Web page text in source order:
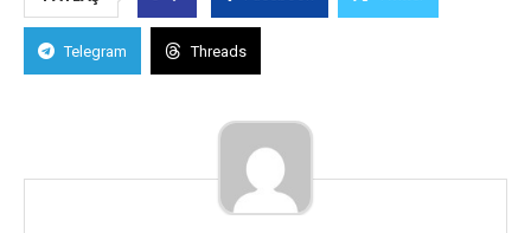
Telegram Threads